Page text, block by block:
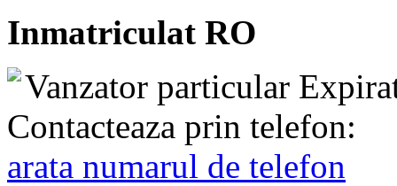
Inmatriculat RO
Vanzator particular
Contacteaza prin telefon:
arata numarul de telefon